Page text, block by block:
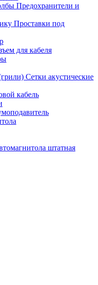
Предохранители и
Проставки под
для кабеля
Сетки акустические
кабель
штатная